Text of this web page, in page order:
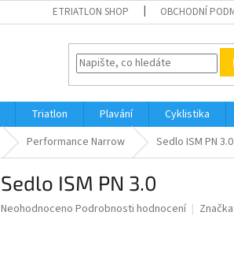
ETRIATLON SHOP OBCHODNÍ
Triatlon Plavání Cyklistika
Performance Narrow Sedlo ISM PN 3.0
Sedlo ISM PN 3.0
Průměrné
Neohodnoceno Podrobnosti hodnocení Značka: